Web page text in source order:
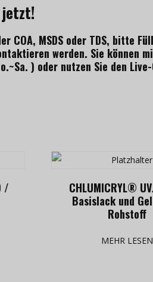
jetzt!
COA, MSDS oder TDS, bitte
werden. Sie können
) oder nutzen Sie den
/
CHLUMICRYL®
Basislack und
Rohstoff
MEHR LESEN